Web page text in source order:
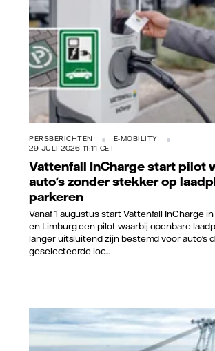
PERSBERICHTEN
E-MOBILITY
29 JULI 2026 11:11 CET
Vattenfall InCharge start pilot
auto's zonder stekker op
parkeren
Vanaf 1 augustus start Vattenfall InCharge
en Limburg een pilot waarbij openbare
langer uitsluitend zijn bestemd voor auto's
geselecteerde loc...